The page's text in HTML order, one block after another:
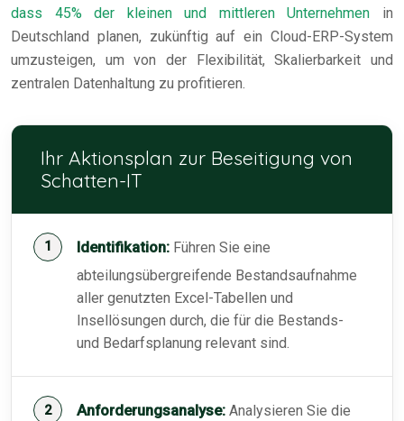
dass 45% der kleinen und mittleren Unternehmen in
Deutschland planen, zukünftig auf ein Cloud-ERP-System
umzusteigen, um von der Flexibilität, Skalierbarkeit und
zentralen Datenhaltung zu profitieren.
Ihr Aktionsplan zur Beseitigung von
Schatten-IT
Identifikation: Führen Sie eine
abteilungsübergreifende Bestandsaufnahme
aller genutzten Excel-Tabellen und
Insellösungen durch, die für die Bestands-
und Bedarfsplanung relevant sind.
Anforderungsanalyse: Analysieren Sie die